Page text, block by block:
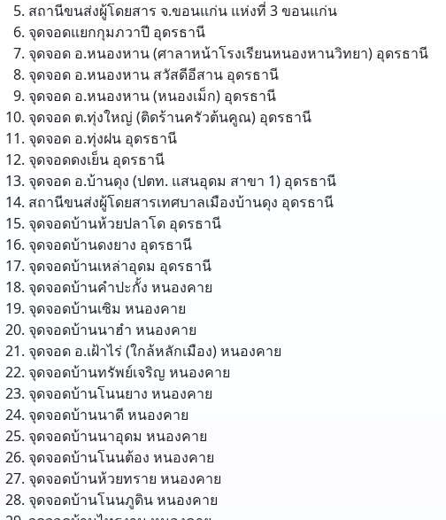
สถานีขนส่งผู้โดยสาร จ.ขอนแก่น แห่งที่ 3ขอนแก่น
จุดจอดแยกกุมภวาปี อุดรธานี
จุดจอด อ.หนองหาน (ศาลาหน้าโรงเรียนหนองหานวิทยา) อุดรธานี
จุดจอด อ.หนองหาน สวัสดีอีสาน อุดรธานี
จุดจอด อ.หนองหาน (หนองเม็ก) อุดรธานี
จุดจอด ต.ทุ่งใหญ่ (ติดร้านครัวต้นคูณ) อุดรธานี
จุดจอด อ.ทุ่งฝน อุดรธานี
จุดจอดดงเย็น อุดรธานี
จุดจอด อ.บ้านดุง (ปตท. แสนอุดม สาขา 1) อุดรธานี
สถานีขนส่งผู้โดยสารเทศบาลเมืองบ้านดุง อุดรธานี
จุดจอดบ้านห้วยปลาโด อุดรธานี
จุดจอดบ้านดงยาง อุดรธานี
จุดจอดบ้านเหล่าอุดม อุดรธานี
จุดจอดบ้านคำปะกั้ง หนองคาย
จุดจอดบ้านเซิม หนองคาย
จุดจอดบ้านนาฮำ หนองคาย
จุดจอด อ.เฝ้าไร่ (ใกล้หลักเมือง)หนองคาย
จุดจอดบ้านทรัพย์เจริญ หนองคาย
จุดจอดบ้านโนนยาง หนองคาย
จุดจอดบ้านนาดีหนองคาย
จุดจอดบ้านนาอุดม หนองคาย
จุดจอดบ้านโนนต้อง หนองคาย
จุดจอดบ้านห้วยทราย หนองคาย
จุดจอดบ้านโนนภูดินหนองคาย